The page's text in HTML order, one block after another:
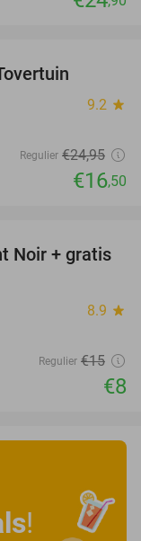
9.2 star
Regulier €24,95
€16,50
47%
Noir + gratis
8.9 star
Regulier €15
€8
!